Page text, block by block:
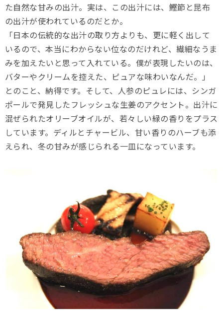
た自然な甘みの出汁。実は、この出汁には、鰹節と昆布
の出汁が使われているのだとか。
「日本の伝統的な出汁の取り方よりも、更に軽く出して
いるので、本当にわからない位なのだけれど、繊細なうま
みを加えたいと思って入れている。僕が表現したいのは、
バターやクリームを控えた、ピュアな味わいなんだ。」
とのこと、納得です。そして、人参のピュレには、シンガ
ポールで発見したフレッシュな生姜のアクセント。出汁に
混ぜられたオリーブオイルが、若々しい緑の香りをプラス
しています。ディルとチャービル、甘い香りのハーブも添
えられ、冬の甘みが感じられる一皿になっています。